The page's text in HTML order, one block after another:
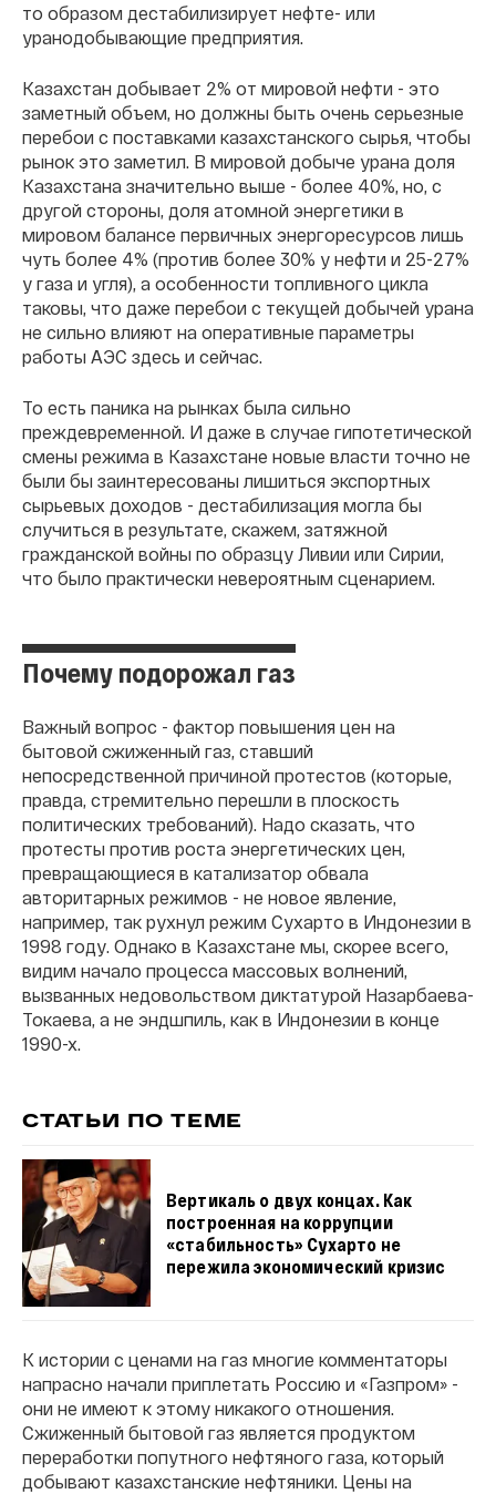
то образом дестабилизирует нефте- или
уранодобывающие предприятия.
Казахстан добывает 2% от мировой нефти - это
заметный объем, но должны быть очень серьезные
перебои с поставками казахстанского сырья, чтобы
рынок это заметил. В мировой добыче урана доля
Казахстана значительно выше - более 40%, но, с
другой стороны, доля атомной энергетики в
мировом балансе первичных энергоресурсов лишь
чуть более 4% (против более 30% у нефти и 25-27%
у газа и угля), а особенности топливного цикла
таковы, что даже перебои с текущей добычей урана
не сильно влияют на оперативные параметры
работы АЭС здесь и сейчас.
То есть паника на рынках была сильно
преждевременной. И даже в случае гипотетической
смены режима в Казахстане новые власти точно не
были бы заинтересованы лишиться экспортных
сырьевых доходов - дестабилизация могла бы
случиться в результате, скажем, затяжной
гражданской войны по образцу Ливии или Сирии,
что было практически невероятным сценарием.
Почему подорожал газ
Важный вопрос - фактор повышения цен на
бытовой сжиженный газ, ставший
непосредственной причиной протестов (которые,
правда, стремительно перешли в плоскость
политических требований). Надо сказать, что
протесты против роста энергетических цен,
превращающиеся в катализатор обвала
авторитарных режимов - не новое явление,
например, так рухнул режим Сухарто в Индонезии в
1998 году. Однако в Казахстане мы, скорее всего,
видим начало процесса массовых волнений,
вызванных недовольством диктатурой Назарбаева-
Токаева, а не эндшпиль, как в Индонезии в конце
1990-х.
СТАТЬИ ПО ТЕМЕ
Вертикаль о двух концах. Как
построенная на коррупции
«стабильность» Сухарто не
пережила экономический кризис
К истории с ценами на газ многие комментаторы
напрасно начали приплетать Россию и «Газпром» -
они не имеют к этому никакого отношения.
Сжиженный бытовой газ является продуктом
переработки попутного нефтяного газа, который
добывают казахстанские нефтяники. Цены на